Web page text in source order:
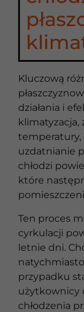
Kluczową
działania i
klimatyzacja,
temperatury,
uzdatnianie
chłodzi
które
Ten proces
cyrkulacji
letnie dni.
przypadku
użytkownicy
chłodzenia